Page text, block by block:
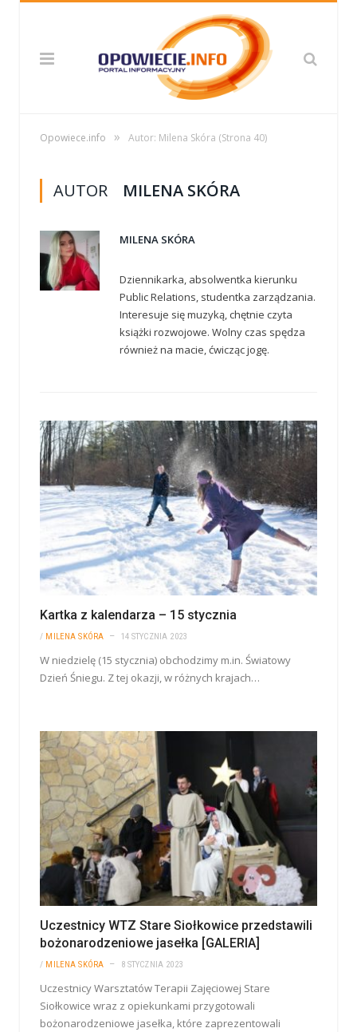
Opowiece.info » Autor: Milena Skóra (Strona 40)
AUTOR MILENA SKÓRA
MILENA SKÓRA
Dziennikarka, absolwentka kierunku
Public Relations, studentka zarządzania.
Interesuje się muzyką, chętnie czyta
książki rozwojowe. Wolny czas spędza
również na macie, ćwicząc jogę.
Kartka z kalendarza – 15 stycznia
/ MILENA SKÓRA 14 STYCZNIA 2023
W niedzielę (15 stycznia) obchodzimy m.in. Światowy
Dzień Śniegu. Z tej okazji, w różnych krajach…
Uczestnicy WTZ Stare Siołkowice przedstawili
bożonarodzeniowe jasełka [GALERIA]
/ MILENA SKÓRA 8 STYCZNIA 2023
Uczestnicy Warsztatów Terapii Zajęciowej Stare
Siołkowice wraz z opiekunkami przygotowali
bożonarodzeniowe jasełka, które zaprezentowali